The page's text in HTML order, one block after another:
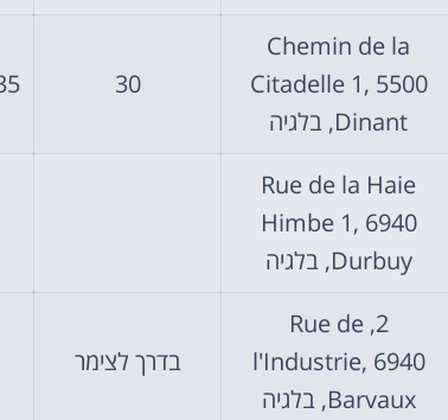
Chemin de la
Citadelle 1, 5500
Dinant, בלגיה
30
Rue de la Haie
Himbe 1, 6940
Durbuy, בלגיה
2, Rue de
l'Industrie, 6940
Barvaux, בלגיה
בדרך לצימר